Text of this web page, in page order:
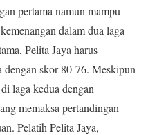
pertama namun mampu
dalam dua laga
Pelita Jaya harus
skor 80-76. Meskipun
laga kedua dengan
memaksa pertandingan
Pelatih Pelita Jaya,